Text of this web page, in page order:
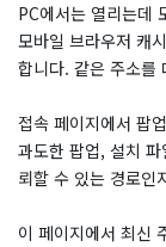
PC에서는 열리는데
모바일 브라우저 캐
합니다. 같은 주소를
접속 페이지에서 팝
과도한 팝업, 설치
뢰할 수 있는 경로인
이 페이지에서 최신